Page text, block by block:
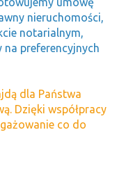
nieruchomości,
notarialnym,
preferencyjnych
dla Państwa
Dzięki współpracy
co do